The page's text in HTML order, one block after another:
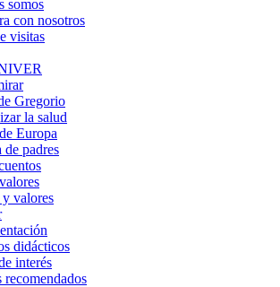
somos
con nosotros
visitas
Gregorio
la salud
Europa
de padres
valores
didácticos
interés
recomendados